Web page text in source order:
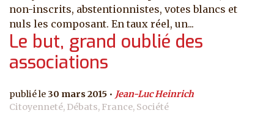
non-inscrits, abstentionnistes, votes blancs et
nuls les composant. En taux réel, un...
Le but, grand oublié des
associations
30 mars 2015
Jean-Luc Heinrich
Citoyenneté, Débats, France, Société